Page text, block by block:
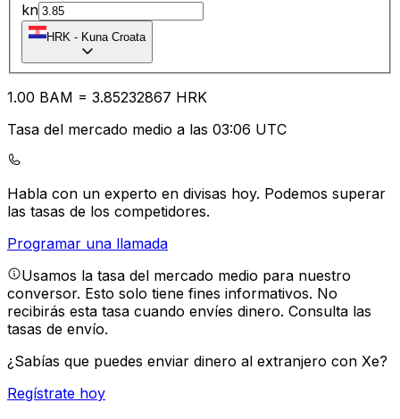
kn
HRK - Kuna Croata
1.00 BAM = 3.85232867 HRK
Tasa del mercado medio a las 03:06 UTC
Habla con un experto en divisas hoy. Podemos superar
las tasas de los competidores.
Programar una llamada
Usamos la tasa del mercado medio para nuestro
conversor. Esto solo tiene fines informativos. No
recibirás esta tasa cuando envíes dinero. Consulta las
tasas de envío.
¿Sabías que puedes enviar dinero al extranjero con Xe?
Regístrate hoy